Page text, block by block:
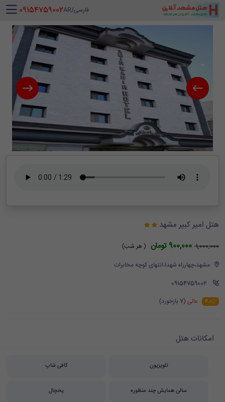
فارسی/
AR
‪ 09154759002
هتل امیر کبیر مشهد
1,000,000 900,000 تومان
( هر شب)
مشهد،چهارراه شهدا،انتهای کوچه مخابرات
‪ 09154759002
4.0 عالی (7 بازخورد)
امکانات هتل
تلویزیون کافی شاپ
سالن همایش چند منظوره یخچال